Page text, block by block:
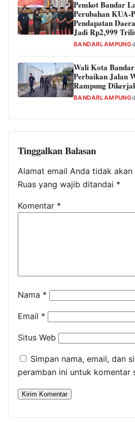
Pemkot Bandar
Perubahan KUA-
Pendapatan
Jadi Rp2,999
BANDARLAMPUNG
Wali Kota
Perbaikan Jalan
Rampung
BANDARLAMPUNG
Tinggalkan Balasan
Alamat email Anda tidak
Ruas yang wajib ditandai *
Komentar *
Nama *
Email *
Situs Web
Simpan nama, email, dan
peramban ini untuk komentar